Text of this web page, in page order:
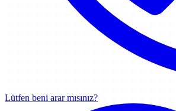
Lütfen beni arar mısınız?